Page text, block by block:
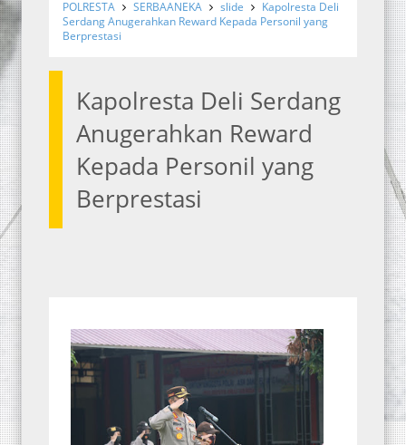
POLRESTA
SERBAANEKA slide
Kapolresta Deli
Serdang Anugerahkan Reward Kepada Personil yang
Berprestasi
Kapolresta Deli Serdang
Anugerahkan Reward
Kepada Personil yang
Berprestasi